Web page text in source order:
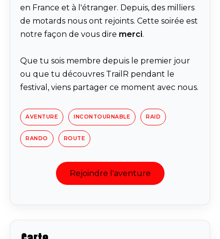
en France et à l'étranger. Depuis, des milliers
de motards nous ont rejoints. Cette soirée est
notre façon de vous dire merci.
Que tu sois membre depuis le premier jour
ou que tu découvres TrailR pendant le
festival, viens partager ce moment avec nous.
AVENTURE INCONTOURNABLE RAID
RANDO ROUTE
Rejoindre l'aventure